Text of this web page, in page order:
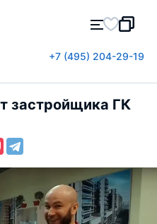
+7 (495) 204-29-19
застройщика ГК